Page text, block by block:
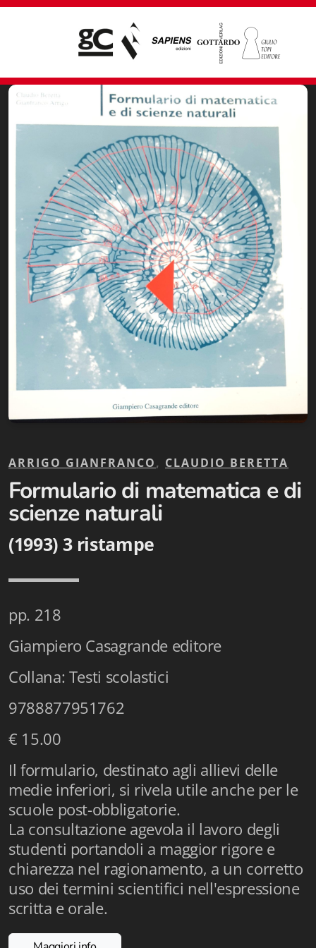
ARRIGO GIANFRANCO, CLAUDIO BERETTA
Formulario di matematica e di
scienze naturali
(1993) 3 ristampe
pp. 218
Giampiero Casagrande editore
Collana: Testi scolastici
9788877951762
€ 15.00
Il formulario, destinato agli allievi delle
medie inferiori, si rivela utile anche per le
scuole post-obbligatorie.
La consultazione agevola il lavoro degli
studenti portandoli a maggior rigore e
chiarezza nel ragionamento, a un corretto
uso dei termini scientifici nell'espressione
scritta e orale.
Giampiero Casagrande editore
Biblioteca letteraria Nord-Sud
Attualità & Studi
Collana di Lugano
Dibattiti & Documenti
EJO- European Journalism Observatory
Facsimili
Immagini & Arte
Incontro con
iQuaderni - fondazioneculturalecollinadoro
Istituzioni - Società - Cittadini
Jus Helveticum
Libella
Maestri della Pietra
Oltre le frontiere
Storia
Spyra
Testi scolastici
Varia